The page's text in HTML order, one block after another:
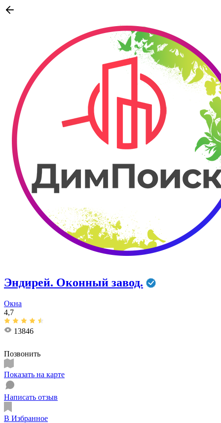
Эндирей. Оконный завод.
Окна
4,7
13846
Позвонить
Показать на карте
Написать отзыв
В Избранное